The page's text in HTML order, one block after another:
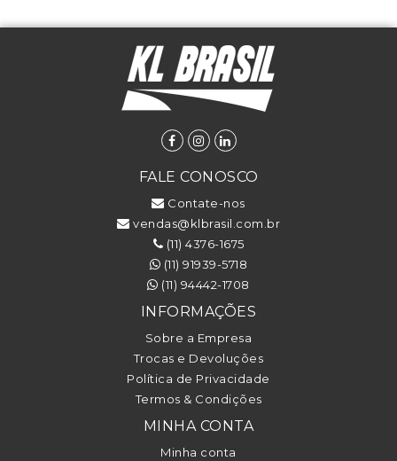
FALE CONOSCO
Contate-nos
vendas@klbrasil.com.br
(11) 4376-1675
(11) 91939-5718
(11) 94442-1708
INFORMAÇÕES
Sobre a Empresa
Trocas e Devoluções
Política de Privacidade
Termos & Condições
MINHA CONTA
Minha conta